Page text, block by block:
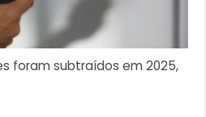
foram subtraídos em 2025,